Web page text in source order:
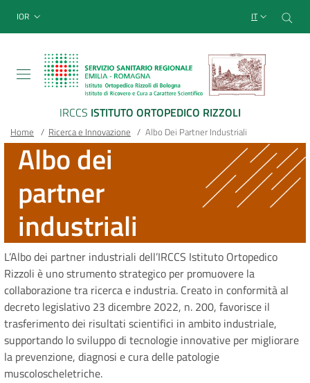
Sito Web Istituto
menu top-bar
IOR IT
IRCCS ISTITUTO ORTOPEDICO RIZZOLI
Main container
Briciole
di
pane
Home / Ricerca e Innovazione / Albo Dei Partner Industriali
Albo dei
partner
industriali
L’Albo dei partner industriali dell’IRCCS Istituto Ortopedico
Rizzoli è uno strumento strategico per promuovere la
collaborazione tra ricerca e industria. Creato in conformità al
decreto legislativo 23 dicembre 2022, n. 200, favorisce il
trasferimento dei risultati scientifici in ambito industriale,
supportando lo sviluppo di tecnologie innovative per migliorare
la prevenzione, diagnosi e cura delle patologie
muscoloscheletriche.